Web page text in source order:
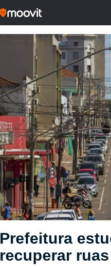
Prefeitura
recuperar